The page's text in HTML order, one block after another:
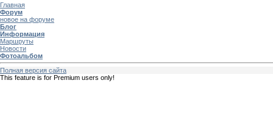
Главная
Форум
новое на форуме
Блог
Информация
Маршруты
Новости
Фотоальбом
Полная версия сайта
This feature is for Premium users only!